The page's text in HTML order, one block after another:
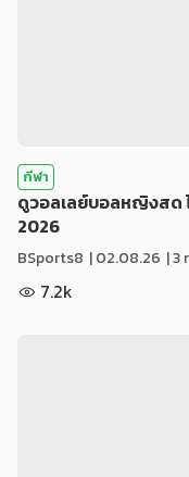
กีฬา
ดูวอลเลย์บอลหญิงสด
2026
BSports8 |02.08.26 | 3
7.2k